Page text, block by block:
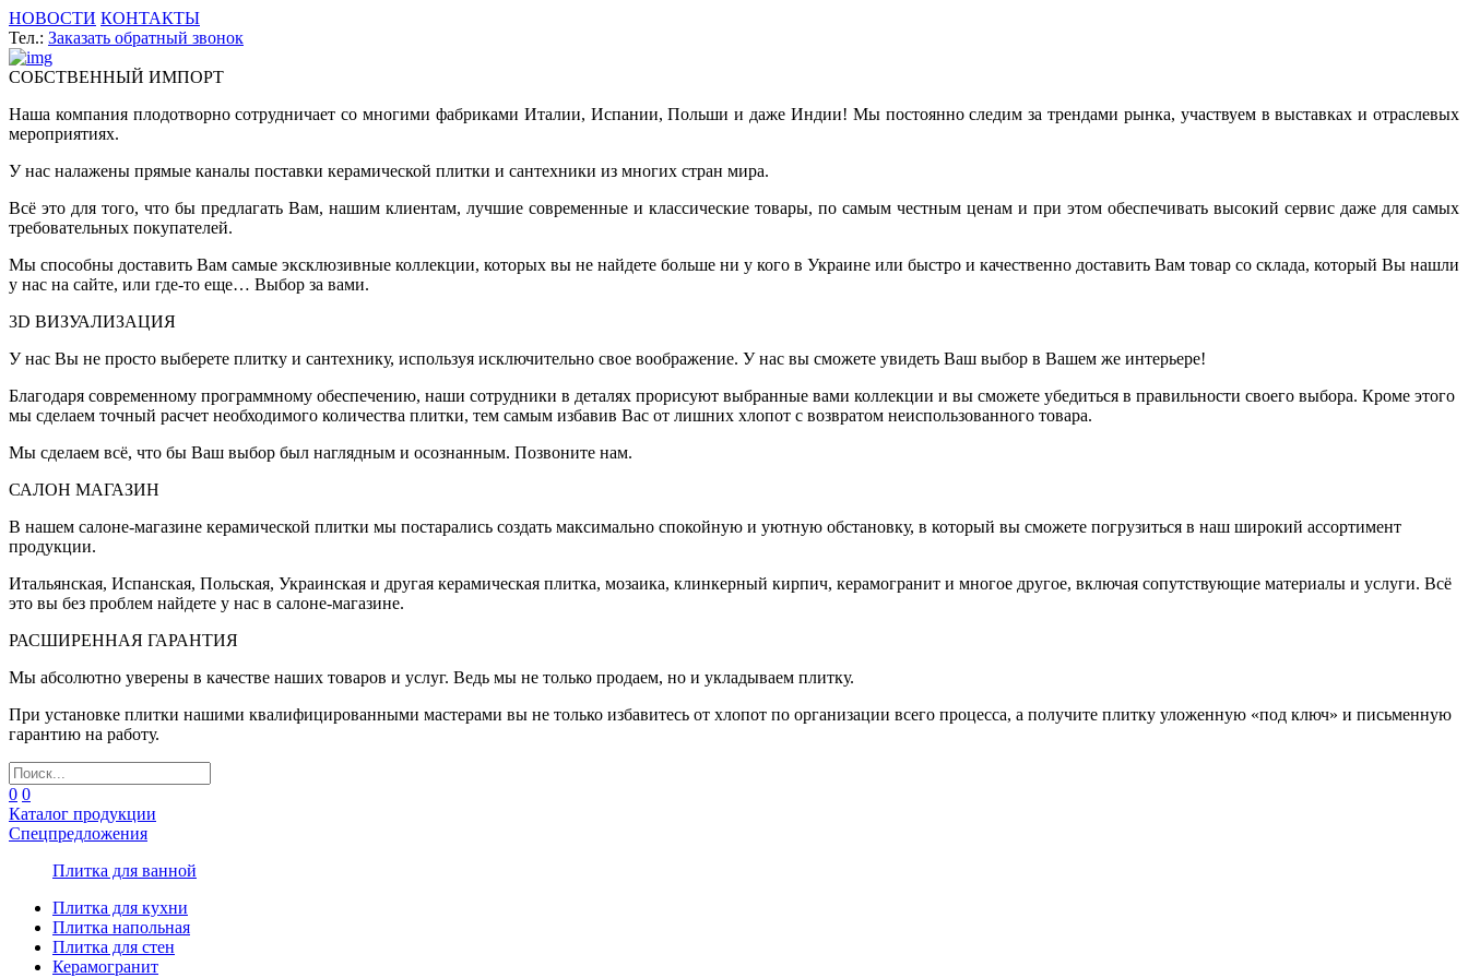
НОВОСТИ КОНТАКТЫ
Тел.: Заказать обратный звонок
СОБСТВЕННЫЙ ИМПОРТ
Наша компания плодотворно сотрудничает со многими фабриками Италии, Испании, Польши и даже Индии! Мы постоянно следим за трендами рынка, участвуем в выставках и отраслевых
мероприятиях.
У нас налажены прямые каналы поставки керамической плитки и сантехники из многих стран мира.
Всё это для того, что бы предлагать Вам, нашим клиентам, лучшие современные и классические товары, по самым честным ценам и при этом обеспечивать высокий сервис даже для самых
требовательных покупателей.
Мы способны доставить Вам самые эксклюзивные коллекции, которых вы не найдете больше ни у кого в Украине или быстро и качественно доставить Вам товар со склада, который Вы нашли
у нас на сайте, или где-то еще… Выбор за вами.
3D ВИЗУАЛИЗАЦИЯ
У нас Вы не просто выберете плитку и сантехнику, используя исключительно свое воображение. У нас вы сможете увидеть Ваш выбор в Вашем же интерьере!
Благодаря современному программному обеспечению, наши сотрудники в деталях прорисуют выбранные вами коллекции и вы сможете убедиться в правильности своего выбора. Кроме этого
мы сделаем точный расчет необходимого количества плитки, тем самым избавив Вас от лишних хлопот с возвратом неиспользованного товара.
Мы сделаем всё, что бы Ваш выбор был наглядным и осознанным. Позвоните нам.
САЛОН МАГАЗИН
В нашем салоне-магазине керамической плитки мы постарались создать максимально спокойную и уютную обстановку, в который вы сможете погрузиться в наш широкий ассортимент
продукции.
Итальянская, Испанская, Польская, Украинская и другая керамическая плитка, мозаика, клинкерный кирпич, керамогранит и многое другое, включая сопутствующие материалы и услуги. Всё
это вы без проблем найдете у нас в салоне-магазине.
РАСШИРЕННАЯ ГАРАНТИЯ
Мы абсолютно уверены в качестве наших товаров и услуг. Ведь мы не только продаем, но и укладываем плитку.
При установке плитки нашими квалифицированными мастерами вы не только избавитесь от хлопот по организации всего процесса, а получите плитку уложенную «под ключ» и письменную
гарантию на работу.
0 0
Каталог продукции
Спецпредложения
Плитка для ванной
Плитка для кухни
Плитка напольная
Плитка для стен
Керамогранит